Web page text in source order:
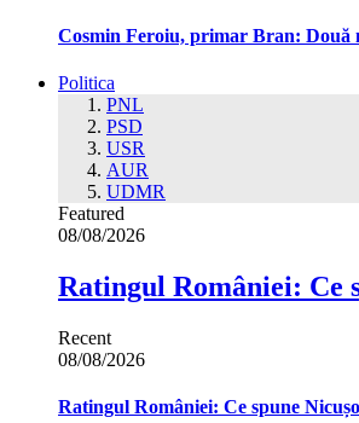
Cosmin Feroiu, primar Bran: Două
Politica
PNL
PSD
USR
AUR
UDMR
Featured
08/08/2026
Ratingul României: Ce
Recent
08/08/2026
Ratingul României: Ce spune